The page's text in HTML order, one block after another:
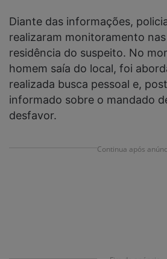
Diante das informações,
realizaram monitoramento
residência do suspeito. No
homem saía do local, foi
realizada busca pessoal e,
informado sobre o mandado
desfavor.
Continua após